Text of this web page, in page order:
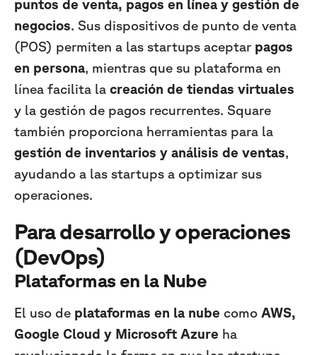
puntos de venta, pagos en línea y gestión de
negocios. Sus dispositivos de punto de venta
(POS) permiten a las startups aceptar pagos
en persona, mientras que su plataforma en
línea facilita la creación de tiendas virtuales
y la gestión de pagos recurrentes. Square
también proporciona herramientas para la
gestión de inventarios y análisis de ventas,
ayudando a las startups a optimizar sus
operaciones.
Para desarrollo y operaciones
(DevOps)
Plataformas en la Nube
El uso de plataformas en la nube como AWS,
Google Cloud y Microsoft Azure ha